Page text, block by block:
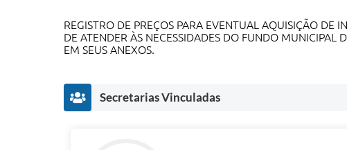
REGISTRO DE PREÇOS PARA EVENTUAL AQUISIÇÃO DE
DE ATENDER ÀS NECESSIDADES DO FUNDO MUNICIPAL
EM SEUS ANEXOS.
Secretarias Vinculadas